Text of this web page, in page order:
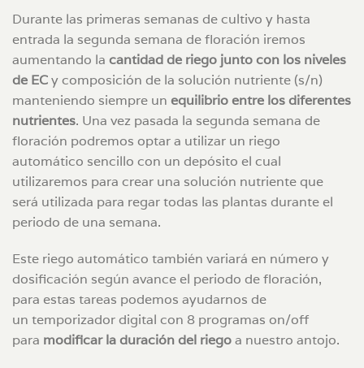
Durante las primeras semanas de cultivo y hasta
entrada la segunda semana de floración iremos
aumentando la cantidad de riego junto con los niveles
de ECy composición de la solución nutriente (s/n)
manteniendo siempre un equilibrio entre los diferentes
nutrientes. Una vez pasada la segunda semana de
floración podremos optar a utilizar un riego
automático sencillo con un depósito el cual
utilizaremos para crear una solución nutriente que
será utilizada para regar todas las plantas durante el
periodo de una semana.
Este riego automático también variará en número y
dosificación según avance el periodo de floración,
para estas tareas podemos ayudarnos de
un temporizador digital con 8 programas on/off
para modificar la duración del riegoa nuestro antojo.